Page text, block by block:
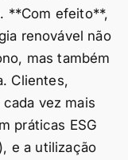
**Com efeito**,
renovável não
mas também
Clientes,
vez mais
práticas ESG
e a utilização